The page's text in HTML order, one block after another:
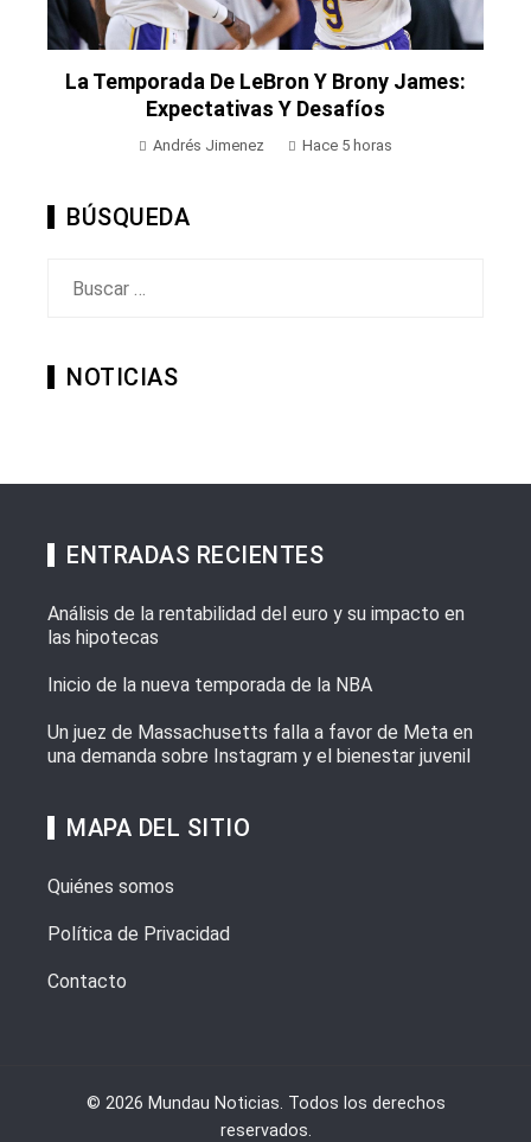
La Temporada De LeBron Y Brony James:
Expectativas Y Desafíos
Andrés Jimenez Hace 5 horas
BÚSQUEDA
NOTICIAS
ENTRADAS RECIENTES
Análisis de la rentabilidad del euro y su impacto en
las hipotecas
Inicio de la nueva temporada de la NBA
Un juez de Massachusetts falla a favor de Meta en
una demanda sobre Instagram y el bienestar juvenil
MAPA DEL SITIO
Quiénes somos
Política de Privacidad
Contacto
© 2026 Mundau Noticias. Todos los derechos
reservados.